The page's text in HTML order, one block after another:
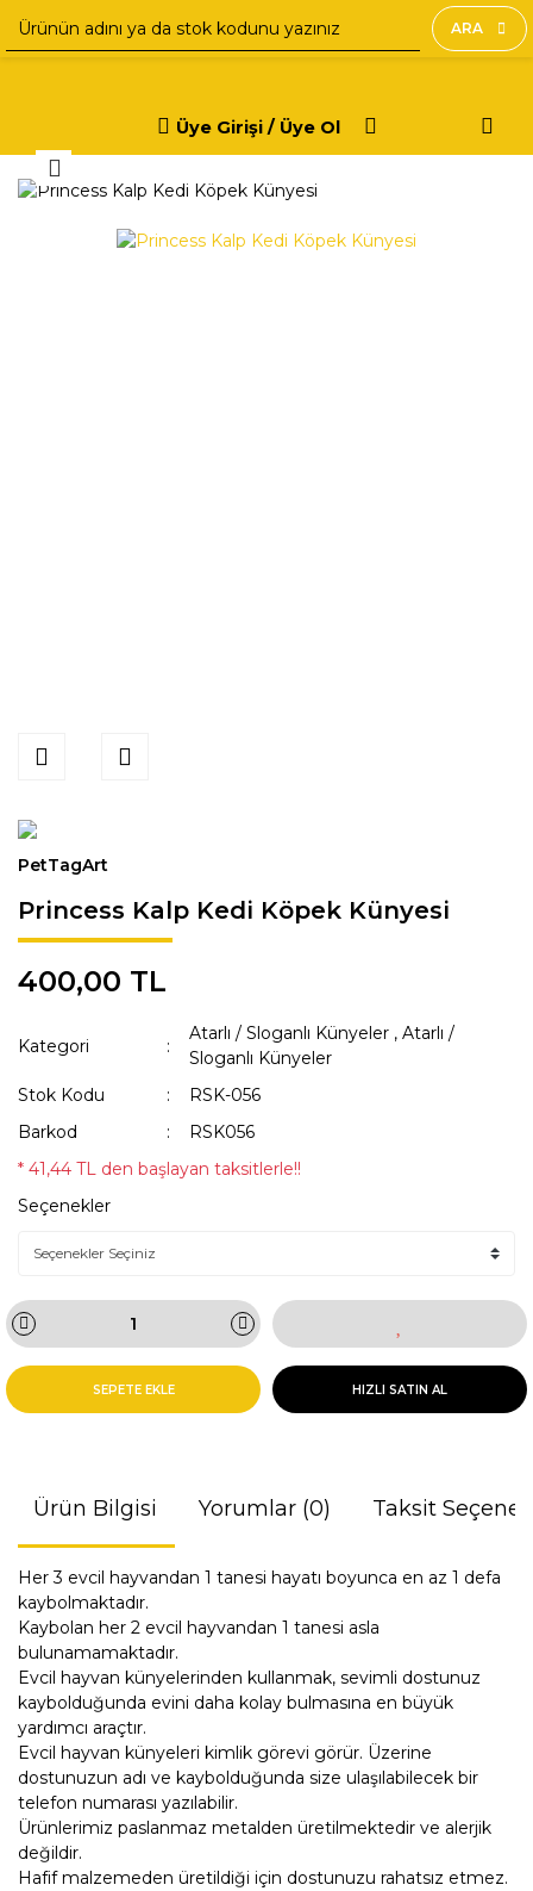
ARA
Üye Girişi / Üye Ol
PetTagArt
Princess Kalp Kedi Köpek Künyesi
400,00 TL
Kategori
Atarlı / Sloganlı Künyeler ,Atarlı /
Sloganlı Künyeler
Stok Kodu
RSK-056
Barkod
RSK056
* 41,44 TL den başlayan taksitlerle!!
Seçenekler
SEPETE EKLE HIZLI SATIN AL
Ürün Bilgisi Yorumlar (0) Taksit
Her 3 evcil hayvandan 1 tanesi hayatı boyunca en az 1 defa
kaybolmaktadır.
Kaybolan her 2 evcil hayvandan 1 tanesi asla
bulunamamaktadır.
Evcil hayvan künyelerinden kullanmak, sevimli dostunuz
kaybolduğunda evini daha kolay bulmasına en büyük
yardımcı araçtır.
Evcil hayvan künyeleri kimlik görevi görür. Üzerine
dostunuzun adı ve kaybolduğunda size ulaşılabilecek bir
telefon numarası yazılabilir.
Ürünlerimiz paslanmaz metalden üretilmektedir ve alerjik
değildir.
Hafif malzemeden üretildiği için dostunuzu rahatsız etmez.